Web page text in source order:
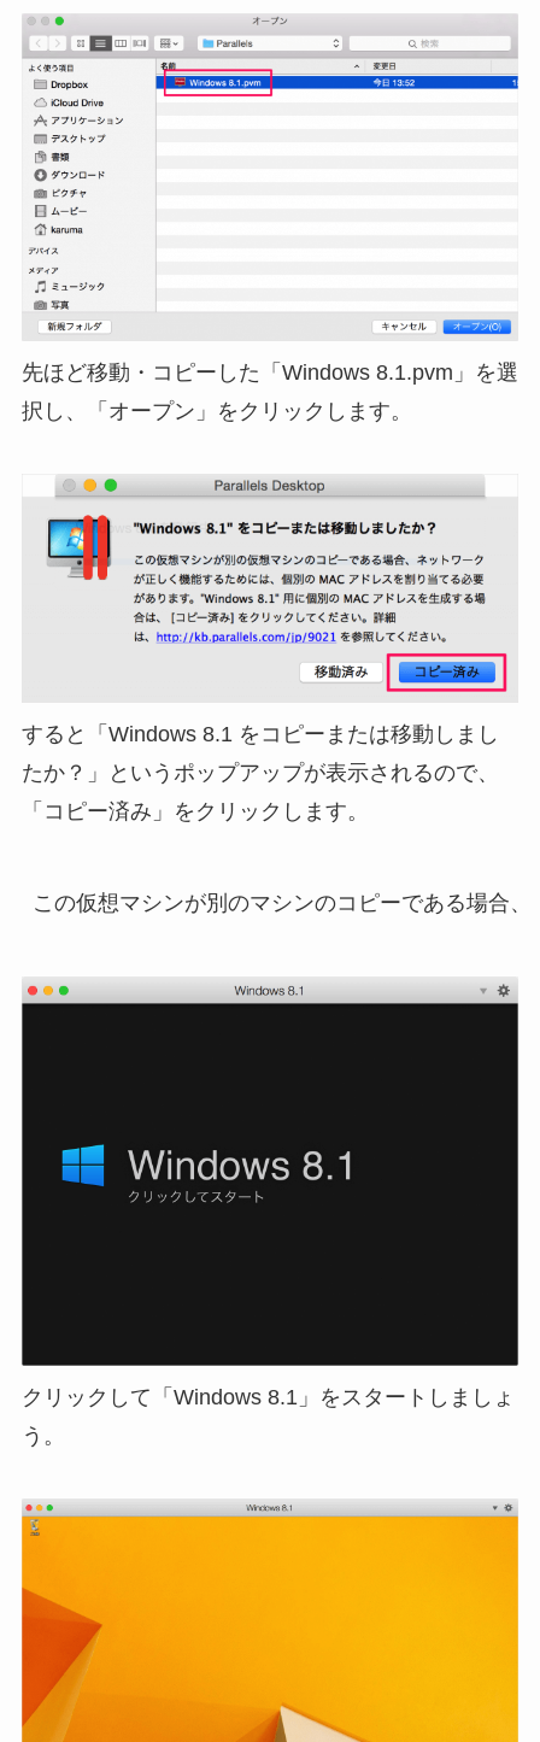
先ほど移動・コピーした「Windows 8.1.pvm」を選
択し、「オープン」をクリックします。
すると「Windows 8.1 をコピーまたは移動しまし
たか？」というポップアップが表示されるので、
「コピー済み」をクリックします。
クリックして「Windows 8.1」をスタートしましょ
う。